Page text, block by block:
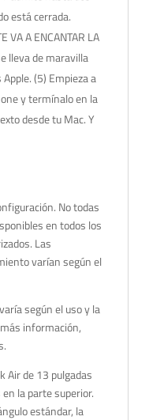
está cerrada.
VA A ENCANTAR LA
lleva de maravilla
(5) Empieza a
y termínalo en la
desde tu Mac. Y
No todas
en todos los
Las
varían según el
según el uso y la
información,
Air de 13 pulgadas
la parte superior.
estándar, la